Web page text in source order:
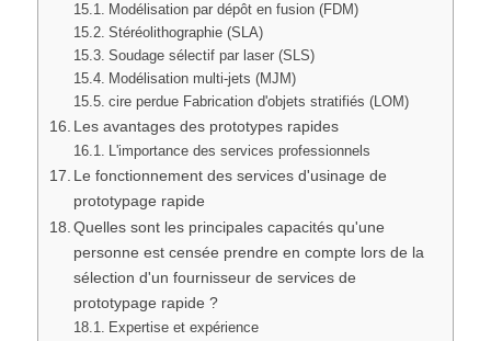
Modélisation par dépôt en fusion (FDM)
Stéréolithographie (SLA)
Soudage sélectif par laser (SLS)
Modélisation multi-jets (MJM)
cire perdue Fabrication d'objets stratifiés (LOM)
Les avantages des prototypes rapides
L'importance des services professionnels
Le fonctionnement des services d'usinage de
prototypage rapide
Quelles sont les principales capacités qu'une
personne est censée prendre en compte lors de la
sélection d'un fournisseur de services de
prototypage rapide ?
Expertise et expérience